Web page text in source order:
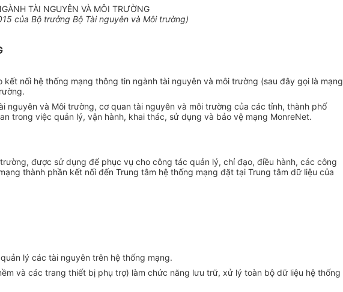
TÀI NGUYÊN VÀ MÔI TRƯỜNG
của Bộ trưởng Bộ Tài nguyên và Môi trường)
nối hệ thống mạng thông tin ngành tài nguyên và môi trường (sau đây gọi là mạng
nguyên và Môi trường, cơ quan tài nguyên và môi trường của các tỉnh, thành phố
trong việc quản lý, vận hành, khai thác, sử dụng và bảo vệ mạng MonreNet.
được sử dụng để phục vụ cho công tác quản lý, chỉ đạo, điều hành, các công
thành phần kết nối đến Trung tâm hệ thống mạng đặt tại Trung tâm dữ liệu của
lý các tài nguyên trên hệ thống mạng.
và các trang thiết bị phụ trợ) làm chức năng lưu trữ, xử lý toàn bộ dữ liệu hệ thống